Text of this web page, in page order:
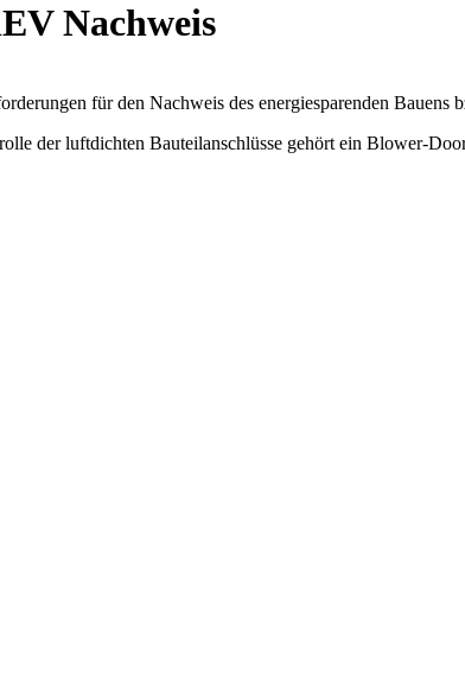
Nachweis
für den Nachweis des energiesparenden Bauens
der luftdichten Bauteilanschlüsse gehört ein Blower-